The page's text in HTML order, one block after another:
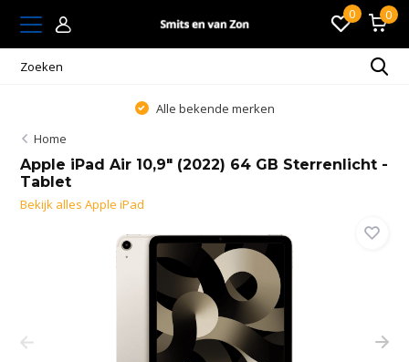
0 0
Alle bekende merken
Home
Apple iPad Air 10,9" (2022) 64 GB Sterrenlicht -
Tablet
Bekijk alles Apple iPad